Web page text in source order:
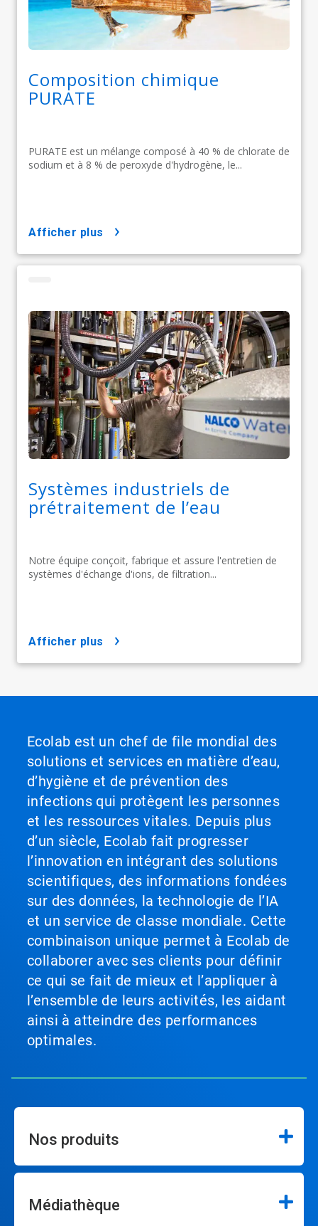
Composition chimique
PURATE
PURATE est un mélange composé à 40 % de chlorate de
sodium et à 8 % de peroxyde d'hydrogène, le...
afficher plus
Systèmes industriels de
prétraitement de l’eau
Notre équipe conçoit, fabrique et assure l'entretien de
systèmes d'échange d'ions, de filtration...
afficher plus
Ecolab est un chef de file mondial des
solutions et services en matière d’eau,
d’hygiène et de prévention des
infections qui protègent les personnes
et les ressources vitales. Depuis plus
d’un siècle, Ecolab fait progresser
l’innovation en intégrant des solutions
scientifiques, des informations fondées
sur des données, la technologie de l’IA
et un service de classe mondiale. Cette
combinaison unique permet à Ecolab de
collaborer avec ses clients pour définir
ce qui se fait de mieux et l’appliquer à
l’ensemble de leurs activités, les aidant
ainsi à atteindre des performances
optimales.
Nos produits
Médiathèque